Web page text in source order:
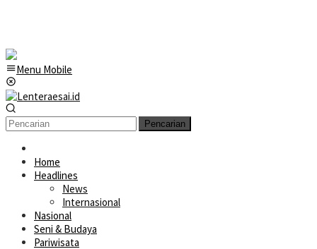
Menu Mobile
Pencarian
Home
Headlines
News
Internasional
Nasional
Seni & Budaya
Pariwisata